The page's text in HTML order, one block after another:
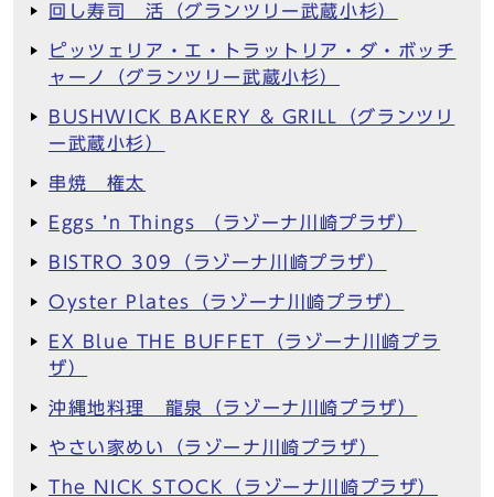
回し寿司 活（グランツリー武蔵小杉）
ピッツェリア・エ・トラットリア・ダ・ボッチ
ャーノ（グランツリー武蔵小杉）
BUSHWICK BAKERY & GRILL（グランツリ
ー武蔵小杉）
串焼 権太
Eggs ’n Things （ラゾーナ川崎プラザ）
BISTRO 309（ラゾーナ川崎プラザ）
Oyster Plates（ラゾーナ川崎プラザ）
EX Blue THE BUFFET（ラゾーナ川崎プラ
ザ）
沖縄地料理 龍泉（ラゾーナ川崎プラザ）
やさい家めい（ラゾーナ川崎プラザ）
The NICK STOCK（ラゾーナ川崎プラザ）